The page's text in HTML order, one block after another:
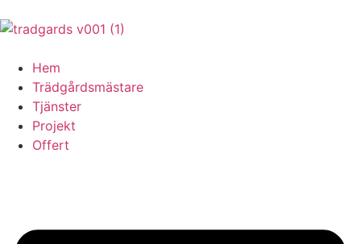
Hem
Trädgårdsmästare
Tjänster
Projekt
Offert